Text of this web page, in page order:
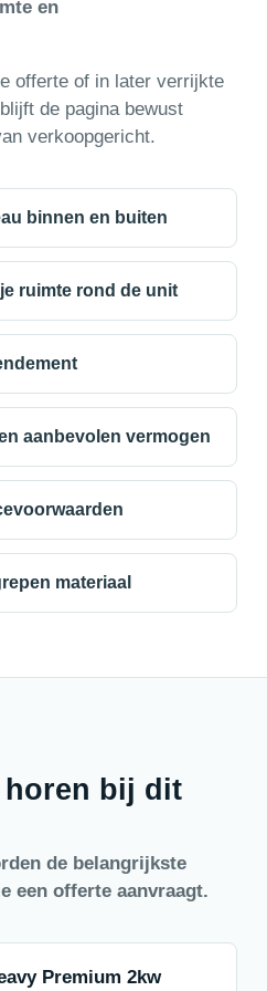
en
offerte of in later verrijkte
de pagina bewust
verkoopgericht.
binnen en buiten
ruimte rond de unit
aanbevolen vermogen
materiaal
horen bij dit
de belangrijkste
een offerte aanvraagt.
Premium 2kw